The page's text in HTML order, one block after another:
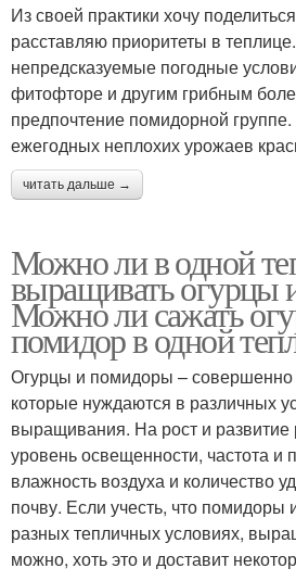
Из своей практики хочу
расставляю приоритеты в
непредсказуемые погодные
фитофторе и другим грибным
предпочтение помидорной
ежегодных неплохих урожаев
читать дальше →
Можно ли в одной
выращивать огурцы
Можно ли сажать
помидор в одной
Огурцы и помидоры – совершенно
которые нуждаются в различных
выращивания. На рост и развитие
уровень освещенности, частота и
влажность воздуха и количество
почву. Если учесть, что помидоры
разных тепличных условиях,
можно, хоть это и доставит